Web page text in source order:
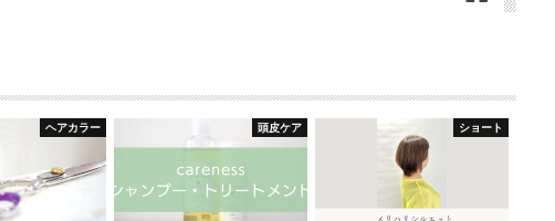
ヘアカラー 頭皮ケア ショート